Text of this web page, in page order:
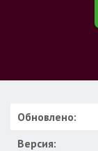
Обновлено:
Версия: